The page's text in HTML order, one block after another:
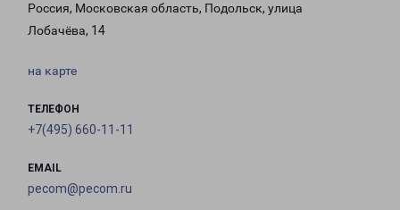
Россия, Московская область, Подольск, улица
Лобачёва, 14
на карте
ТЕЛЕФОН
+7(495) 660-11-11
EMAIL
pecom@pecom.ru